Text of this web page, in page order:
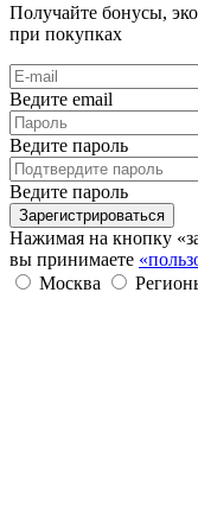
Получайте бонусы,
при покупках
Ведите email
Ведите пароль
Ведите пароль
Зарегистрироваться
Нажимая на кнопку
вы принимаете
Москва